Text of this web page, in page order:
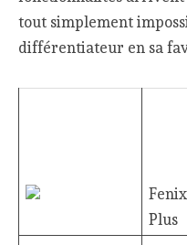
tout simplement
différentiateur en sa
Plus